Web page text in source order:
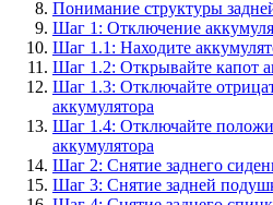
Понимание структуры
Шаг 1: Отключение
Шаг 1.1: Находите
Шаг 1.2: Открывайте капот
Шаг 1.3: Отключайте
аккумулятора
Шаг 1.4: Отключайте
аккумулятора
Шаг 2: Снятие заднего
Шаг 3: Снятие задней